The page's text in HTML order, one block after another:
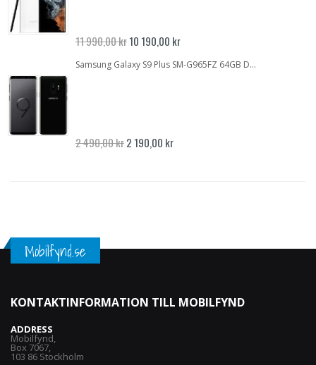
11 990,00 kr Specialpris
10 190,00 kr
Samsung Galaxy S9 Plus SM-G965FZ 64GB DUALSIM Midnight Black | GOTT SKICK | Inbrända pixlar | OLÅST
2 490,00 kr Specialpris
2 190,00 kr
Mobilfynd.se
KONTAKTINFORMATION TILL MOBILFYND
ADDRESS
Mobilfynd,
Box 7067,
103 86 Stockholm